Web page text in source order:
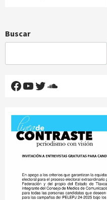
Buscar
Facebook
YouTube
Twitter
SoundCloud